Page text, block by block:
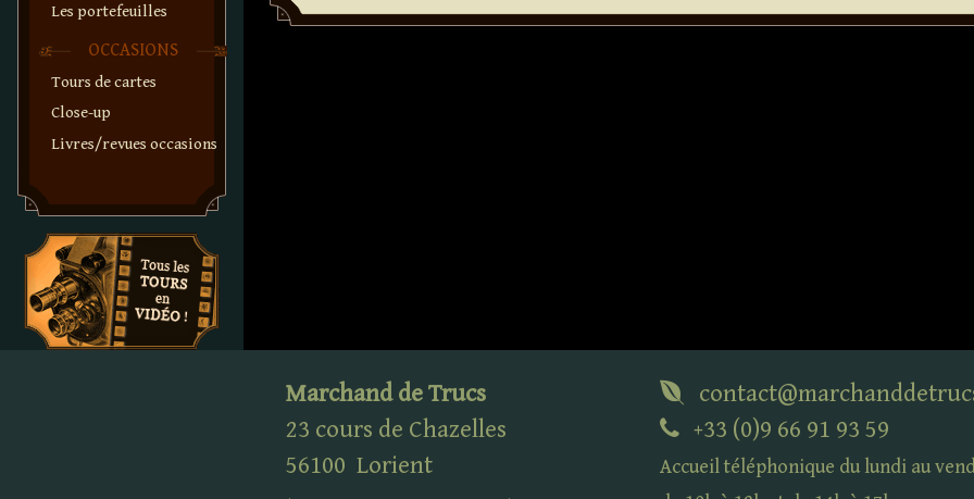
Les portefeuilles
OCCASIONS
Tours de cartes
Close-up
Livres/revues occasions
Marchand de Trucs
23 cours de Chazelles
56100 Lorient
+33 (0)9 66 91 93 59
Accueil téléphonique du lundi au